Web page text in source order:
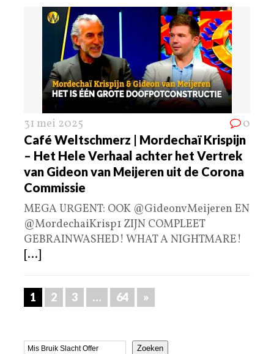
31 mei 2025 0
Café Weltschmerz | Mordechaï Krispijn
– Het Hele Verhaal achter het Vertrek
van Gideon van Meijeren uit de Corona
Commissie
MEGA URGENT: OOK @GideonvMeijeren EN
@MordechaiKrisp1 ZIJN COMPLEET
GEBRAINWASHED! WHAT A NIGHTMARE!
[...]
1 2 3 … 64 »
Zoeken